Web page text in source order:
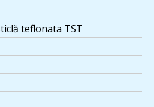
teflonata TST